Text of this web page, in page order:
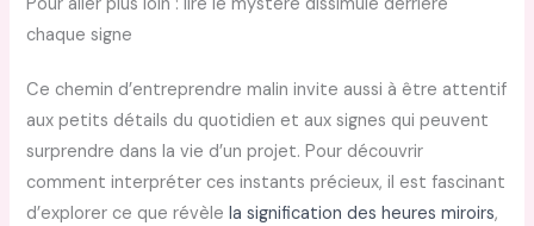
chaque signe
Ce chemin d’entreprendre malin invite aussi à être attentif
aux petits détails du quotidien et aux signes qui peuvent
surprendre dans la vie d’un projet. Pour découvrir
comment interpréter ces instants précieux, il est fascinant
d’explorer ce que révèlela signification des heures miroirs,